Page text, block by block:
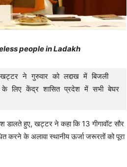
people in Ladakh
ने गुरुवार को लद्दाख में बिजली
के लिए केंद्र शासित प्रदेश में सभी बेघर
डालते हुए, खट्टर ने कहा कि 13 गीगावॉट सौर
करने के अलावा स्थानीय ऊर्जा जरूरतों को पूरा